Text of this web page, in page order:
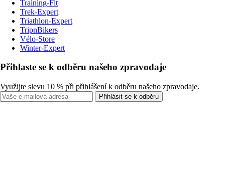
Training-Fit
Trek-Expert
Triathlon-Expert
TripnBikers
Vélo-Store
Winter-Expert
Přihlaste se k odběru našeho zpravodaje
Využijte slevu 10 % při přihlášení k odběru našeho zpravodaje.
Přihlásit se k odběru